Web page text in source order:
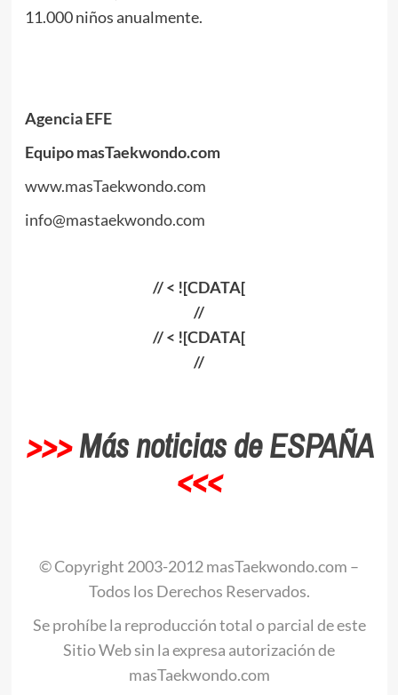
11.000 niños anualmente.
Agencia EFE
Equipo masTaekwondo.com
www.masTaekwondo.com
info@mastaekwondo.com
// < ![CDATA[
//
// < ![CDATA[
//
>>>Más noticias de ESPAÑA
<<<
© Copyright 2003-2012 masTaekwondo.com –
Todos los Derechos Reservados.
Se prohíbe la reproducción total o parcial de este
Sitio Web sin la expresa autorización de
masTaekwondo.com